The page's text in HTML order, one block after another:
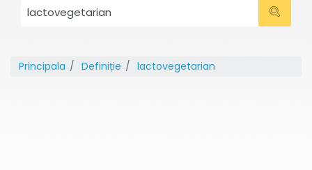
Principala Definiție lactovegetarian